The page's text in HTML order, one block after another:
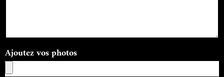
Ajoutez vos photos